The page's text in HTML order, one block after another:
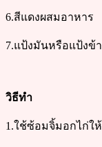
6.สีแดงผสมอาหาร
7.แป้งมันหรือแป้งข้
วิธีทำ
1.ใช้ซ้อมจิ้มอกไก่ใ